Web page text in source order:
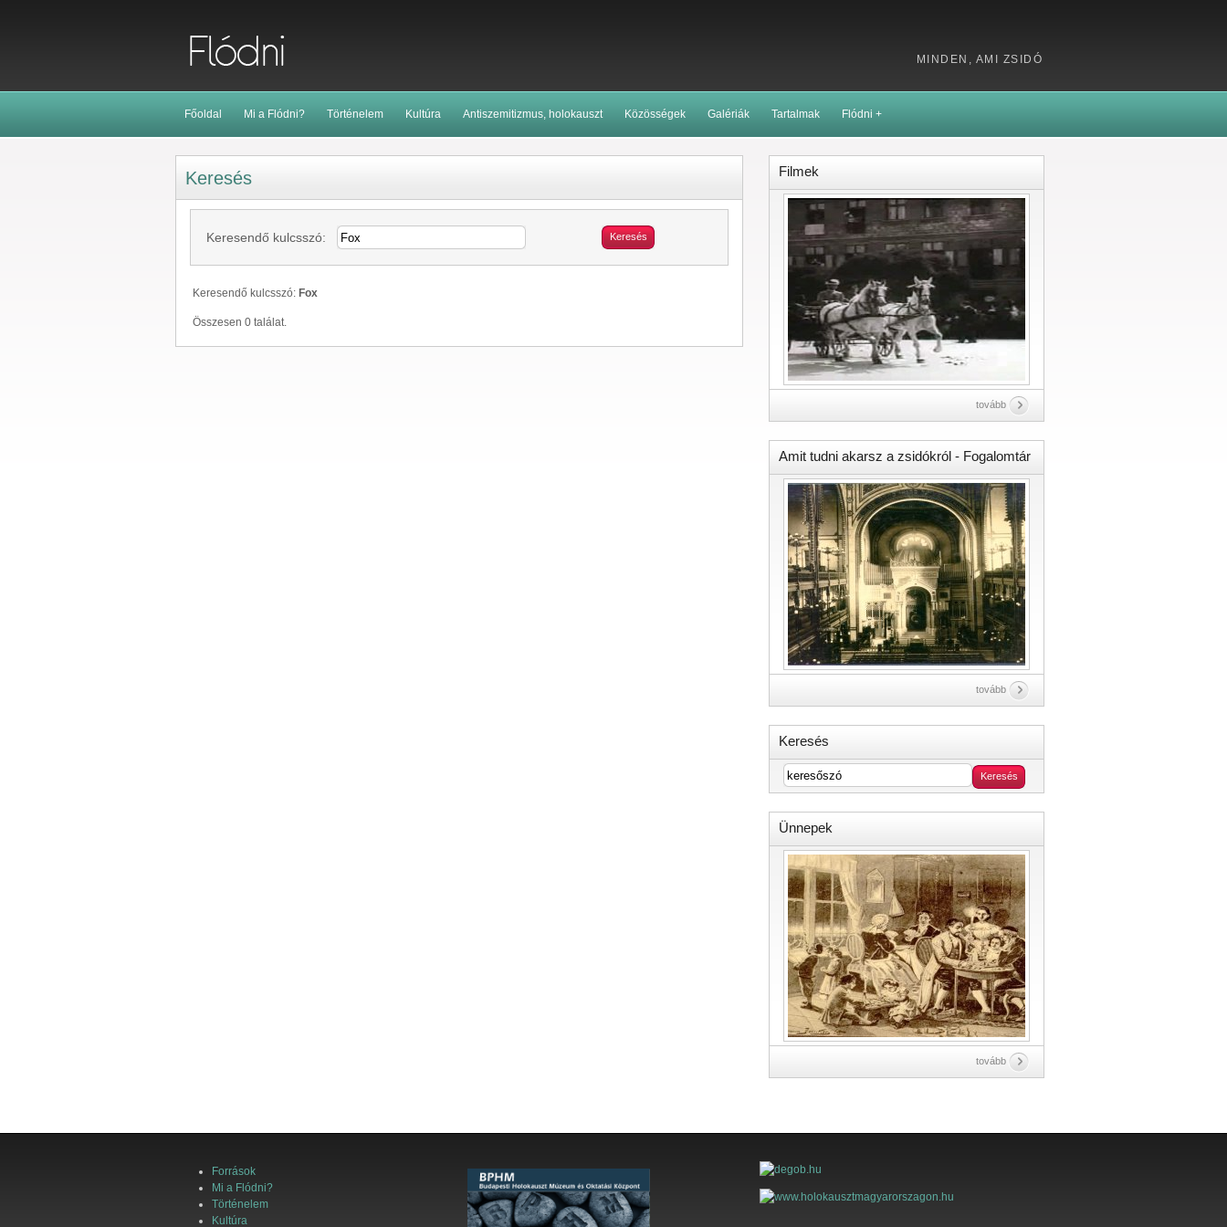
MINDEN, AMI ZSIDÓ
Főoldal Mi a Flódni? Történelem Kultúra Antiszemitizmus, holokauszt Közösségek Galériák Tartalmak Flódni +
Keresés
Keresendő kulcsszó: Keresés
Keresendő kulcsszó: Fox
Összesen 0 találat.
Filmek
tovább
Amit tudni akarsz a zsidókról - Fogalomtár
tovább
Keresés
Ünnepek
tovább
Források
Mi a Flódni?
Történelem
Kultúra